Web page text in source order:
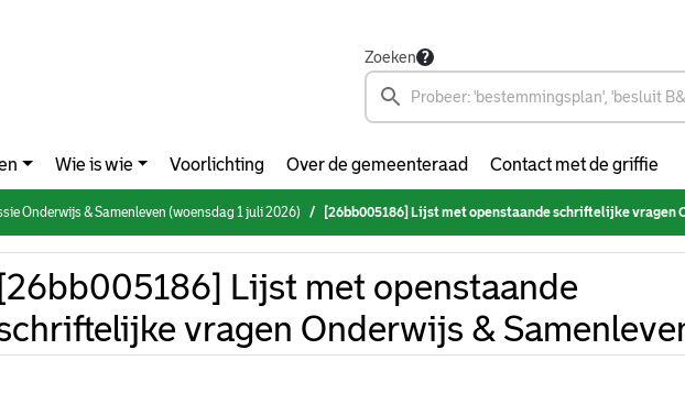
Zoeken
Wie is wie Voorlichting Over de gemeenteraad Contact met de griffie
Onderwijs & Samenleven (woensdag 1 juli 2026) [26bb005186] Lijst met openstaande schriftelijke vragen Onderwijs &
[26bb005186] Lijst met openstaande
vragen Onderwijs &